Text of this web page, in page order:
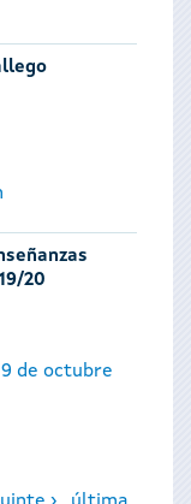
20
de octubre